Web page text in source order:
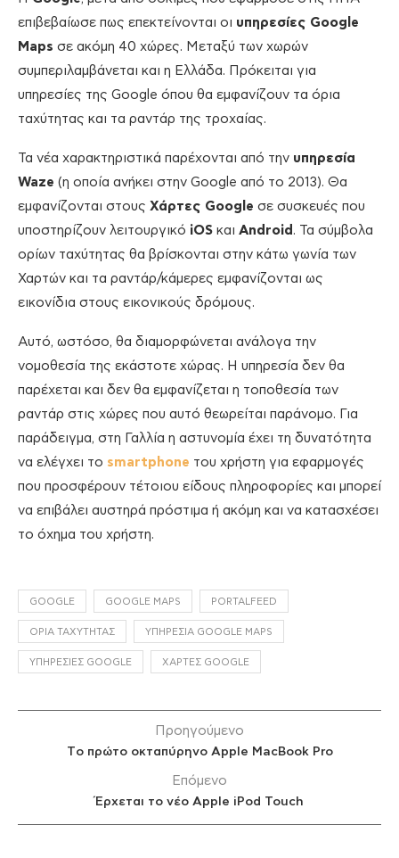
επιβεβαίωσε πως επεκτείνονται οι υπηρεσίες Google
Maps σε ακόμη 40 χώρες. Μεταξύ των χωρών
συμπεριλαμβάνεται και η Ελλάδα. Πρόκειται για
υπηρεσίες της Google όπου θα εμφανίζουν τα όρια
ταχύτητας και τα ραντάρ της τροχαίας.
Τα νέα χαρακτηριστικά παρέχονται από την υπηρεσία
Waze (η οποία ανήκει στην Google από το 2013). Θα
εμφανίζονται στους Χάρτες Google σε συσκευές που
υποστηρίζουν λειτουργικό iOS και Android . Τα σύμβολα
ορίων ταχύτητας θα βρίσκονται στην κάτω γωνία των
Χαρτών και τα ραντάρ/κάμερες εμφανίζονται ως
εικονίδια στους εικονικούς δρόμους.
Αυτό, ωστόσο, θα διαμορφώνεται ανάλογα την
νομοθεσία της εκάστοτε χώρας. Η υπηρεσία δεν θα
παρέχεται και δεν θα εμφανίζεται η τοποθεσία των
ραντάρ στις χώρες που αυτό θεωρείται παράνομο. Για
παράδειγμα, στη Γαλλία η αστυνομία έχει τη δυνατότητα
να ελέγχει το smartphone του χρήστη για εφαρμογές
που προσφέρουν τέτοιου είδους πληροφορίες και μπορεί
να επιβάλει αυστηρά πρόστιμα ή ακόμη και να κατασχέσει
το όχημα του χρήστη.
GOOGLE GOOGLE MAPS PORTALFEED
ΌΡΙΑ ΤΑΧΎΤΗΤΑΣ ΥΠΗΡΕΣΊΑ GOOGLE MAPS
ΥΠΗΡΕΣΊΕΣ GOOGLE ΧΆΡΤΕΣ GOOGLE
Προηγούμενο
Tο πρώτο οκταπύρηνο Apple MacBook Pro
Επόμενο
Έρχεται το νέο Apple iPod Touch